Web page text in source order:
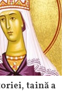
taină a